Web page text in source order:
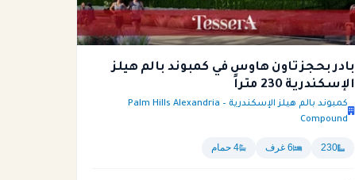
بادر بحجز تاون هاوس في كمبوند بالم هيلز
الإسكندرية 230 متراً
كمبوند بالم هيلز الإسكندرية – Palm Hills Alexandria
Compound
230 6 غرف 4 حمام